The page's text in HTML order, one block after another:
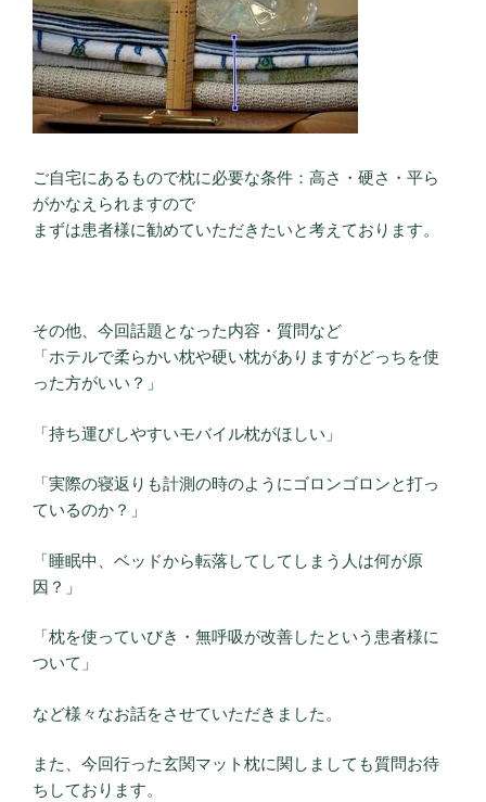
ご自宅にあるもので枕に必要な条件：高さ・硬さ・平ら
がかなえられますので
まずは患者様に勧めていただきたいと考えております。
その他、今回話題となった内容・質問など
「ホテルで柔らかい枕や硬い枕がありますがどっちを使
った方がいい？」
「持ち運びしやすいモバイル枕がほしい」
「実際の寝返りも計測の時のようにゴロンゴロンと打っ
ているのか？」
「睡眠中、ベッドから転落してしてしまう人は何が原
因？」
「枕を使っていびき・無呼吸が改善したという患者様に
ついて」
など様々なお話をさせていただきました。
また、今回行った玄関マット枕に関しましても質問お待
ちしております。